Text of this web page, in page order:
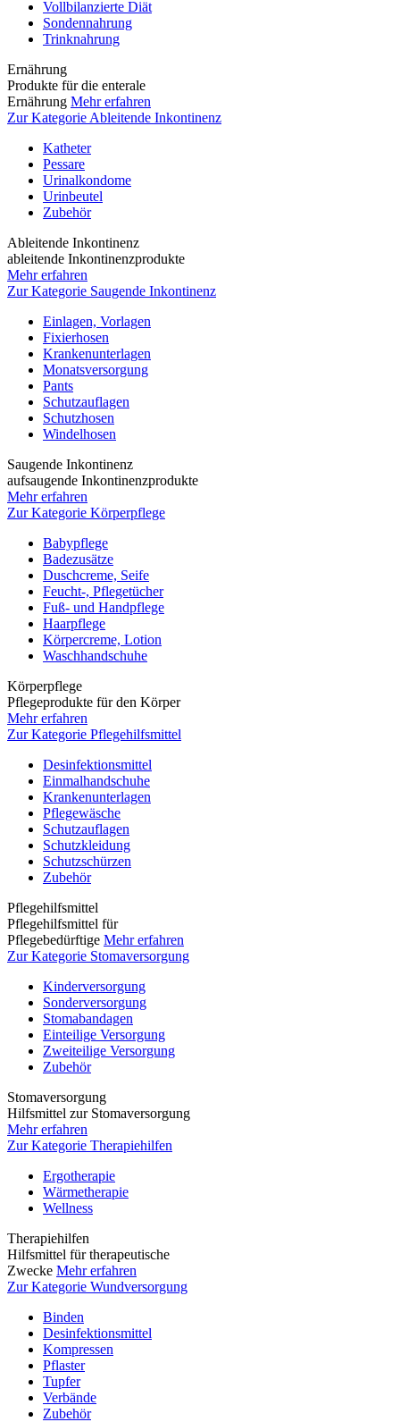
Vollbilanzierte Diät
Sondennahrung
Trinknahrung
Ernährung
Produkte für die enterale
Ernährung Mehr erfahren
Zur Kategorie Ableitende Inkontinenz
Katheter
Pessare
Urinalkondome
Urinbeutel
Zubehör
Ableitende Inkontinenz
ableitende Inkontinenzprodukte
Mehr erfahren
Zur Kategorie Saugende Inkontinenz
Einlagen, Vorlagen
Fixierhosen
Krankenunterlagen
Monatsversorgung
Pants
Schutzauflagen
Schutzhosen
Windelhosen
Saugende Inkontinenz
aufsaugende Inkontinenzprodukte
Mehr erfahren
Zur Kategorie Körperpflege
Babypflege
Badezusätze
Duschcreme, Seife
Feucht-, Pflegetücher
Fuß- und Handpflege
Haarpflege
Körpercreme, Lotion
Waschhandschuhe
Körperpflege
Pflegeprodukte für den Körper
Mehr erfahren
Zur Kategorie Pflegehilfsmittel
Desinfektionsmittel
Einmalhandschuhe
Krankenunterlagen
Pflegewäsche
Schutzauflagen
Schutzkleidung
Schutzschürzen
Zubehör
Pflegehilfsmittel
Pflegehilfsmittel für
Pflegebedürftige Mehr erfahren
Zur Kategorie Stomaversorgung
Kinderversorgung
Sonderversorgung
Stomabandagen
Einteilige Versorgung
Zweiteilige Versorgung
Zubehör
Stomaversorgung
Hilfsmittel zur Stomaversorgung
Mehr erfahren
Zur Kategorie Therapiehilfen
Ergotherapie
Wärmetherapie
Wellness
Therapiehilfen
Hilfsmittel für therapeutische
Zwecke Mehr erfahren
Zur Kategorie Wundversorgung
Binden
Desinfektionsmittel
Kompressen
Pflaster
Tupfer
Verbände
Zubehör